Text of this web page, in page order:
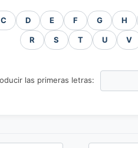
C D E F G H
R S T U V
las primeras letras: